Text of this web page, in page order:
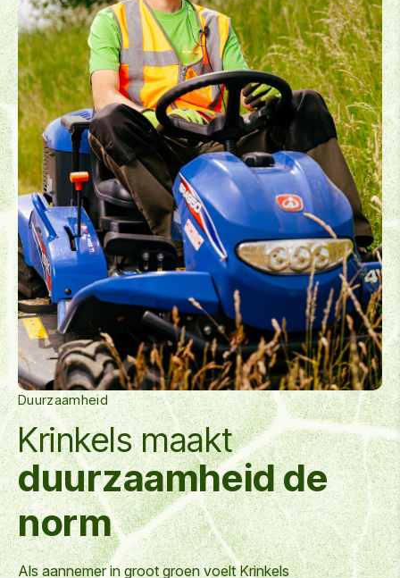
Duurzaamheid
Krinkels maakt
duurzaamheid de
norm
Als aannemer in groot groen voelt Krinkels